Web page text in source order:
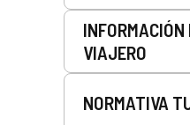
INFORMACIÓN
VIAJERO
NORMATIVA